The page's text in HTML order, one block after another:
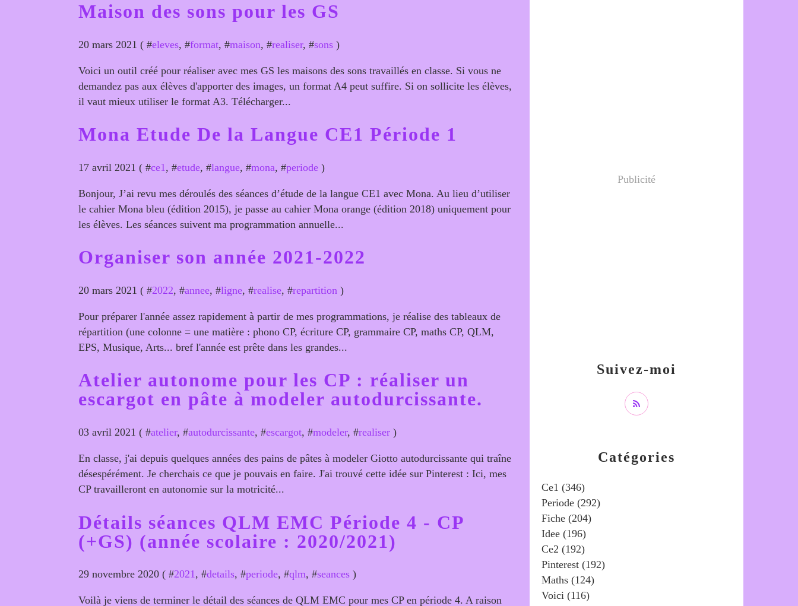
Maison des sons pour les GS
20 mars 2021 ( #eleves, #format, #maison, #realiser, #sons )
Voici un outil créé pour réaliser avec mes GS les maisons des sons travaillés en classe. Si vous ne
demandez pas aux élèves d'apporter des images, un format A4 peut suffire. Si on sollicite les élèves,
il vaut mieux utiliser le format A3. Télécharger...
Mona Etude De la Langue CE1 Période 1
17 avril 2021 ( #ce1 , #etude, #langue, #mona, #periode )
Bonjour, J’ai revu mes déroulés des séances d’étude de la langue CE1 avec Mona. Au lieu d’utiliser
le cahier Mona bleu (édition 2015), je passe au cahier Mona orange (édition 2018) uniquement pour
les élèves. Les séances suivent ma programmation annuelle...
Organiser son année 2021-2022
20 mars 2021 ( #2022, #annee, #ligne, #realise, #repartition )
Pour préparer l'année assez rapidement à partir de mes programmations, je réalise des tableaux de
répartition (une colonne = une matière : phono CP, écriture CP, grammaire CP, maths CP, QLM,
EPS, Musique, Arts... bref l'année est prête dans les grandes...
Atelier autonome pour les CP : réaliser un
escargot en pâte à modeler autodurcissante.
03 avril 2021 ( #atelier, #autodurcissante, #escargot, #modeler, #realiser )
En classe, j'ai depuis quelques années des pains de pâtes à modeler Giotto autodurcissante qui traîne
désespérément. Je cherchais ce que je pouvais en faire. J'ai trouvé cette idée sur Pinterest : Ici, mes
CP travailleront en autonomie sur la motricité...
Détails séances QLM EMC Période 4 - CP
(+GS) (année scolaire : 2020/2021)
29 novembre 2020 ( #2021, #details, #periode, #qlm, #seances )
Voilà je viens de terminer le détail des séances de QLM EMC pour mes CP en période 4. A raison
Catégories
Ce1 (346)
Periode (292)
Fiche (204)
Idee (196)
Ce2 (192)
Pinterest (192)
Maths (124)
Voici (116)
Suivez-moi
Publicité